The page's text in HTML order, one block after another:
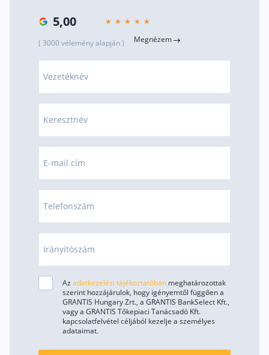
5,00
( 3000 vélemény alapján ) Megnézem
Vezetéknév
Keresztnév
E-mail cím
Telefonszám
Irányítószám
Az adatkezelési tájékoztatóban meghatározottak
szerint hozzájárulok, hogy igényemtől függően a
GRANTIS Hungary Zrt., a GRANTIS BankSelect Kft.,
vagy a GRANTIS Tőkepiaci Tanácsadó Kft.
kapcsolatfelvétel céljából kezelje a személyes
adataimat.